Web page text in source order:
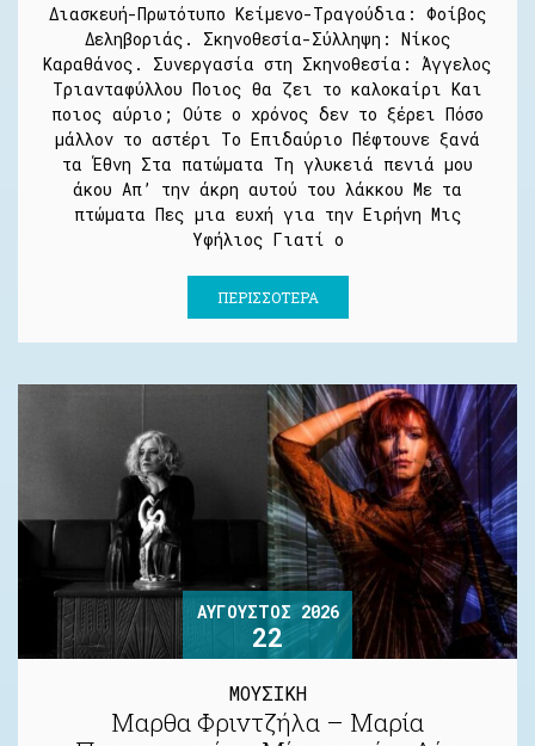
Διασκευή-Πρωτότυπο Κείμενο-Τραγούδια: Φοίβος
Δεληβοριάς. Σκηνοθεσία-Σύλληψη: Νίκος
Καραθάνος. Συνεργασία στη Σκηνοθεσία: Άγγελος
Τριανταφύλλου Ποιος θα ζει το καλοκαίρι Και
ποιος αύριο; Ούτε ο χρόνος δεν το ξέρει Πόσο
μάλλον το αστέρι Το Επιδαύριο Πέφτουνε ξανά
τα Έθνη Στα πατώματα Τη γλυκειά πενιά μου
άκου Απ’ την άκρη αυτού του λάκκου Με τα
πτώματα Πες μια ευχή για την Ειρήνη Μις
Υφήλιος Γιατί ο
ΠΕΡΙΣΣΌΤΕΡΑ
ΑΎΓΟΥΣΤΟΣ 2026
22
ΜΟΥΣΙΚΗ
Μαρθα Φριντζήλα – Μαρία